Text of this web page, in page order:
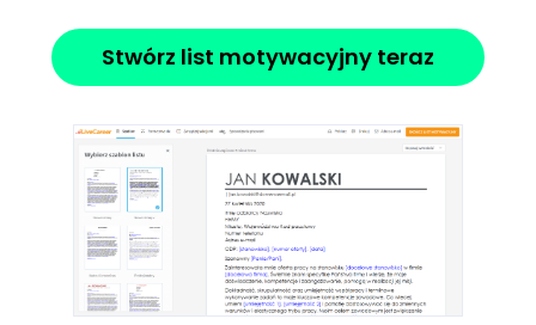
Stwórz list motywacyjny teraz